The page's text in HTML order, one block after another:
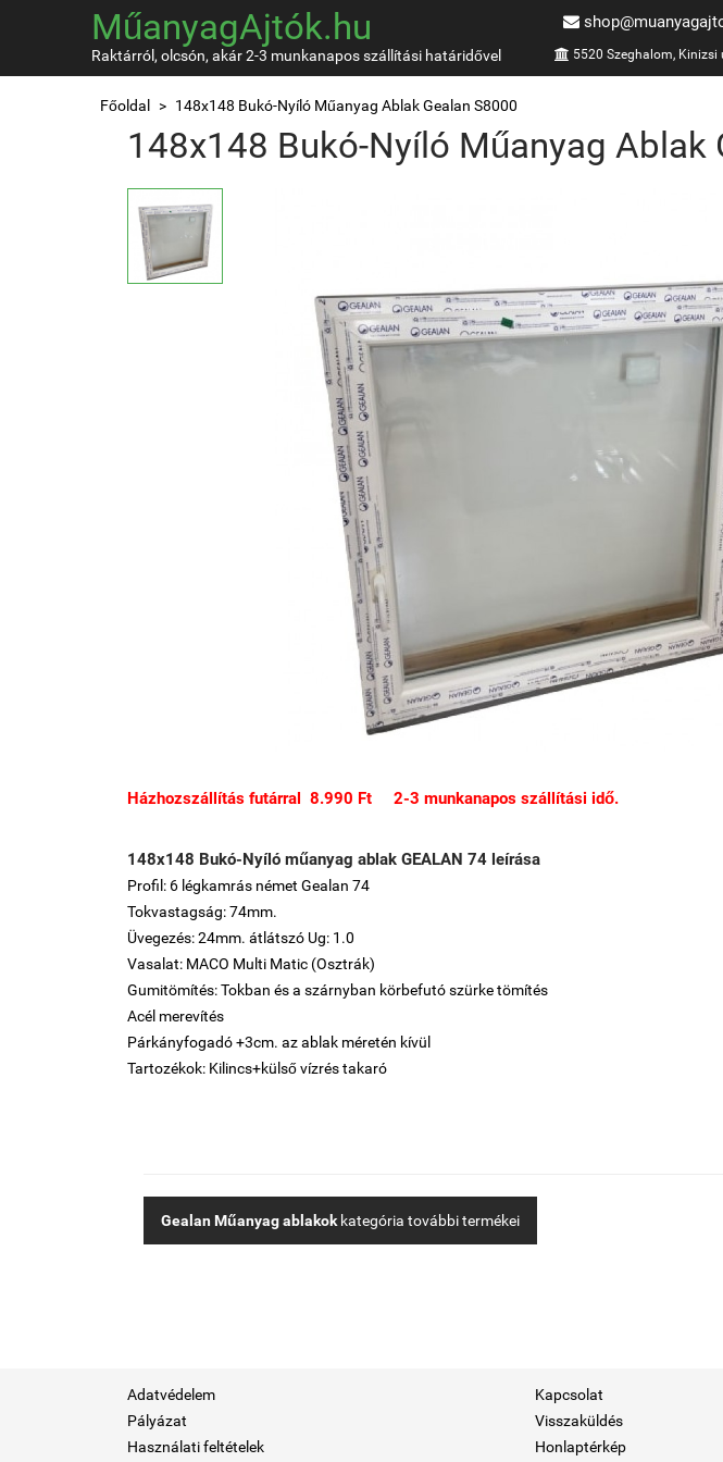
MűanyagAjtók.hu
Raktárról, olcsón, akár 2-3 munkanapos szállítási határidővel 5520 Szeghalom, Kinizsi
Főoldal 148x148 Bukó-Nyíló Műanyag Ablak Gealan S8000
148x148 Bukó-Nyíló Műanyag Ablak
Házhozszállítás futárral 8.990 Ft 2-3 munkanapos szállítási idő.
148x148 Bukó-Nyíló műanyag ablak GEALAN 74 leírása
Profil: 6 légkamrás német Gealan 74
Tokvastagság: 74mm.
Üvegezés: 24mm. átlátszó Ug: 1.0
Vasalat: MACO Multi Matic (Osztrák)
Gumitömítés: Tokban és a szárnyban körbefutó szürke tömítés
Acél merevítés
Párkányfogadó +3cm. az ablak méretén kívül
Tartozékok: Kilincs+külső vízrés takaró
Gealan Műanyag ablakokkategória további termékei
Adatvédelem
Pályázat
Használati feltételek
Kapcsolat
Visszaküldés
Honlaptérkép